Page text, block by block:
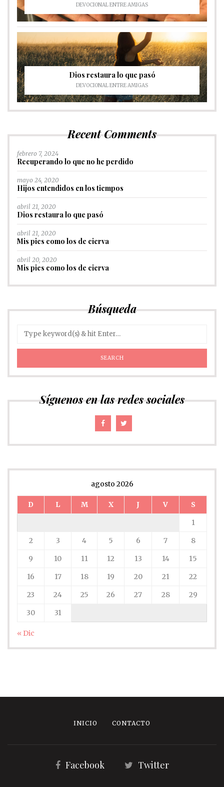
DEVOCIONAL ENTRE AMIGAS
Dios restaura lo que pasó
DEVOCIONAL ENTRE AMIGAS
Recent Comments
febrero 7, 2024
Recuperando lo que no he perdido
mayo 24, 2020
Hijos entendidos en los tiempos
abril 21, 2020
Dios restaura lo que pasó
abril 21, 2020
Mis pies como los de cierva
abril 20, 2020
Mis pies como los de cierva
Búsqueda
Síguenos en las redes sociales
agosto 2026
D L M X J V
S
1
2
3 4 5 6 7
8
9
10 11 12 13 14
15
16
17 18 19 20 21
22
23
24 25 26 27 28
29
30
31
« Dic
INICIO CONTACTO
Facebook Twitter